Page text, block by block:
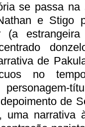
se passa na
e Stigo
(a
de
no
de
uma